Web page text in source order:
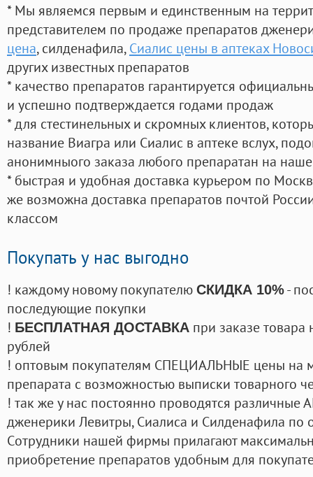
* Мы являемся первым и единственным на
представителем по продаже препаратов
цена, силденафила, Сиалис цены в аптеках
других известных препаратов
* качество препаратов гарантируется
и успешно подтверждается годами продаж
* для стестинельных и скромных клиентов,
название Виагра или Сиалис в аптеке вслух,
анонимныого заказа любого препаратан на
* быстрая и удобная доставка курьером по
же возможна доставка препаратов почтой
классом
Покупать у нас выгодно
! каждому новому покупателю СКИДКА 10%-
последующие покупки
! БЕСПЛАТНАЯ ДОСТАВКА при заказе
рублей
! оптовым покупателям СПЕЦИАЛЬНЫЕ цены на
препарата с возможностью выписки товарного
! так же у нас постоянно проводятся
дженерики Левитры, Сиалиса и Силденафила по
Cотрудники нашей фирмы прилагают
приобретение препаратов удобным для